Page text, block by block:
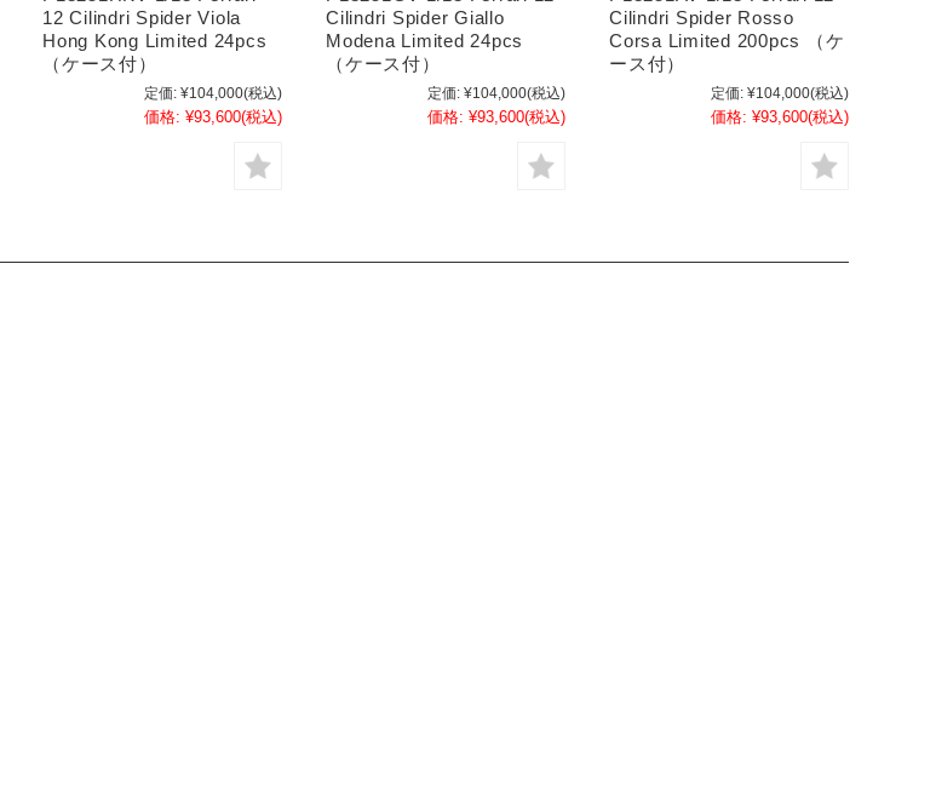
12 Cilindri Spider Viola
Hong Kong Limited 24pcs
（ケース付）
定価: ¥104,000(税込)
価格: ¥93,600(税込)
Cilindri Spider Giallo
Modena Limited 24pcs
（ケース付）
定価: ¥104,000(税込)
価格: ¥93,600(税込)
Cilindri Spider Rosso
Corsa Limited 200pcs （ケ
ース付）
定価: ¥104,000(税込)
価格: ¥93,600(税込)